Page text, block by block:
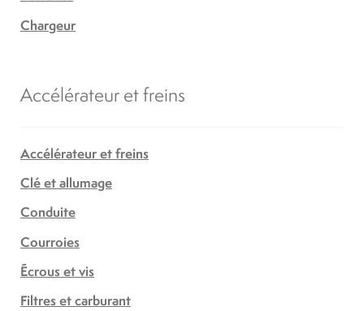
Chargeur
Accélérateur et freins
Accélérateur et freins
Clé et allumage
Conduite
Courroies
Écrous et vis
Filtres et carburant